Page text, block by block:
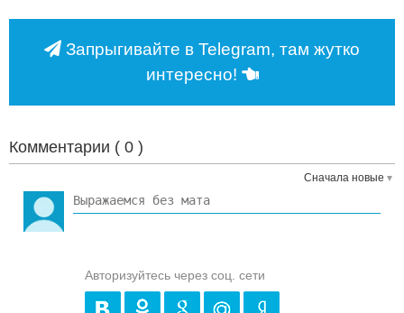
Запрыгивайте в Telegram, там жутко
интересно!
Комментарии ( 0 )
Сначала новые
Авторизуйтесь через соц. сети